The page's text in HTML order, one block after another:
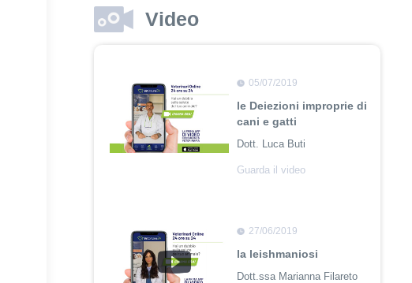
Video
05/07/2019
le Deiezioni improprie di
cani e gatti
Dott. Luca Buti
Guarda il video
27/06/2019
la leishmaniosi
Dott.ssa Marianna Filareto